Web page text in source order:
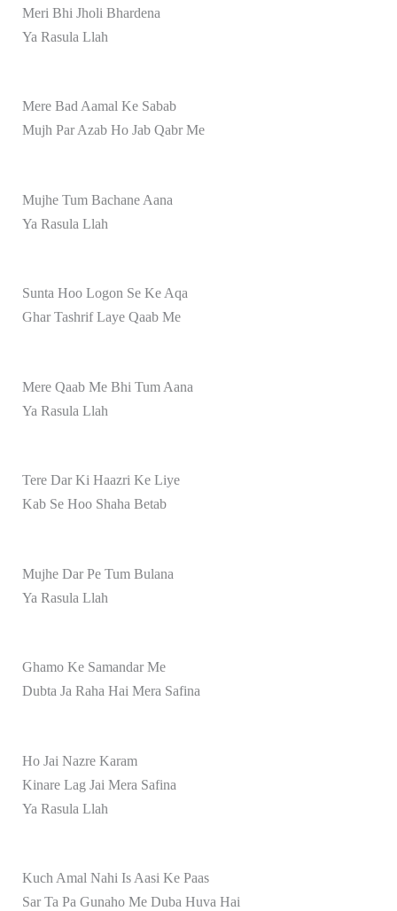
Meri Bhi Jholi Bhardena
Ya Rasula Llah
Mere Bad Aamal Ke Sabab
Mujh Par Azab Ho Jab Qabr Me
Mujhe Tum Bachane Aana
Ya Rasula Llah
Sunta Hoo Logon Se Ke Aqa
Ghar Tashrif Laye Qaab Me
Mere Qaab Me Bhi Tum Aana
Ya Rasula Llah
Tere Dar Ki Haazri Ke Liye
Kab Se Hoo Shaha Betab
Mujhe Dar Pe Tum Bulana
Ya Rasula Llah
Ghamo Ke Samandar Me
Dubta Ja Raha Hai Mera Safina
Ho Jai Nazre Karam
Kinare Lag Jai Mera Safina
Ya Rasula Llah
Kuch Amal Nahi Is Aasi Ke Paas
Sar Ta Pa Gunaho Me Duba Huva Hai